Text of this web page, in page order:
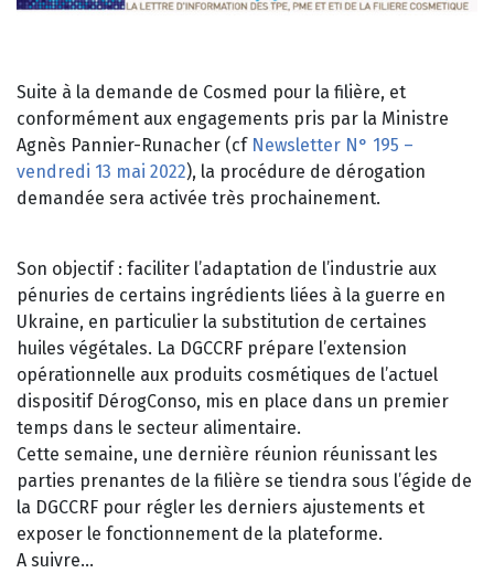
Suite à la demande de Cosmed pour la filière, et
conformément aux engagements pris par la Ministre
Agnès Pannier-Runacher (cf Newsletter N° 195 –
vendredi 13 mai 2022), la procédure de dérogation
demandée sera activée très prochainement.
Son objectif : faciliter l’adaptation de l’industrie aux
pénuries de certains ingrédients liées à la guerre en
Ukraine, en particulier la substitution de certaines
huiles végétales. La DGCCRF prépare l’extension
opérationnelle aux produits cosmétiques de l’actuel
dispositif DérogConso, mis en place dans un premier
temps dans le secteur alimentaire.
Cette semaine, une dernière réunion réunissant les
parties prenantes de la filière se tiendra sous l’égide de
la DGCCRF pour régler les derniers ajustements et
exposer le fonctionnement de la plateforme.
A suivre…